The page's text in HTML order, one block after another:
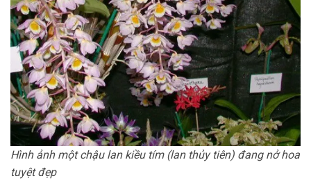
Hình ảnh một chậu lan kiều tím (lan thủy tiên) đang nở hoa
tuyệt đẹp